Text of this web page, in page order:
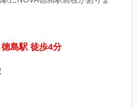
島駅 徒歩4分